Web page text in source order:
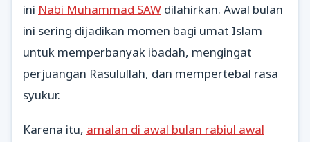
ini Nabi Muhammad SAW dilahirkan. Awal bulan
ini sering dijadikan momen bagi umat Islam
untuk memperbanyak ibadah, mengingat
perjuangan Rasulullah, dan mempertebal rasa
syukur.
Karena itu, amalan di awal bulan rabiul awal